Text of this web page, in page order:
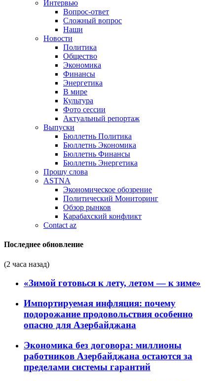
Интервью
Вопрос-ответ
Сложный вопрос
Наши
Новости
Политика
Общество
Экономика
Финансы
Энергетика
В мире
Культура
Фото сессии
Актуальный репортаж
Выпуски
Бюллетнь Политика
Бюллетнь Экономика
Бюллетнь Финансы
Бюллетнь Энергетика
Прошу слова
ASTNA
Экономическое обозрение
Политический Мониторинг
Обзор рынков
Карабахский конфликт
Contact az
Последнее обновление
(2 часа назад)
«Зимой готовься к лету, летом — к зиме»
Импортируемая инфляция: почему
подорожание продовольствия особенно
опасно для Азербайджана
Экономика без договора: миллионы
работников Азербайджана остаются за
пределами системы гарантий